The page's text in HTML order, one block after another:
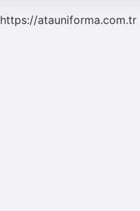
https://atauniforma.com.tr